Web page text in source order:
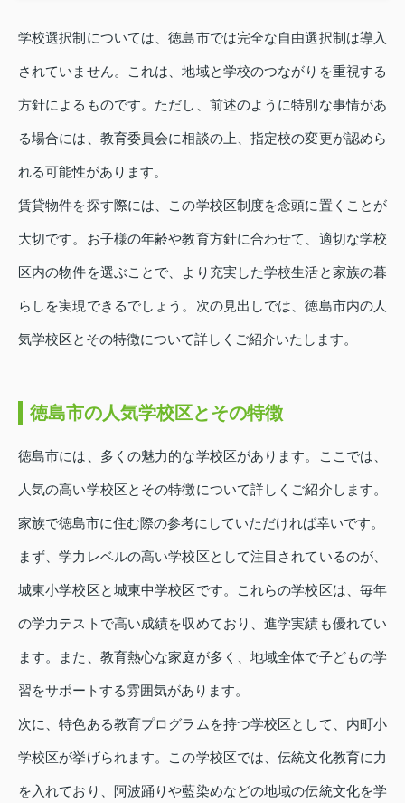
学校選択制については、徳島市では完全な自由選択制は導入
されていません。これは、地域と学校のつながりを重視する
方針によるものです。ただし、前述のように特別な事情があ
る場合には、教育委員会に相談の上、指定校の変更が認めら
れる可能性があります。
賃貸物件を探す際には、この学校区制度を念頭に置くことが
大切です。お子様の年齢や教育方針に合わせて、適切な学校
区内の物件を選ぶことで、より充実した学校生活と家族の暮
らしを実現できるでしょう。次の見出しでは、徳島市内の人
気学校区とその特徴について詳しくご紹介いたします。
徳島市の人気学校区とその特徴
徳島市には、多くの魅力的な学校区があります。ここでは、
人気の高い学校区とその特徴について詳しくご紹介します。
家族で徳島市に住む際の参考にしていただければ幸いです。
まず、学力レベルの高い学校区として注目されているのが、
城東小学校区と城東中学校区です。これらの学校区は、毎年
の学力テストで高い成績を収めており、進学実績も優れてい
ます。また、教育熱心な家庭が多く、地域全体で子どもの学
習をサポートする雰囲気があります。
次に、特色ある教育プログラムを持つ学校区として、内町小
学校区が挙げられます。この学校区では、伝統文化教育に力
を入れており、阿波踊りや藍染めなどの地域の伝統文化を学